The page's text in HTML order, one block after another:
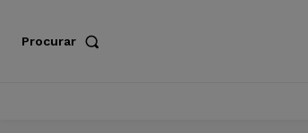
Procurar